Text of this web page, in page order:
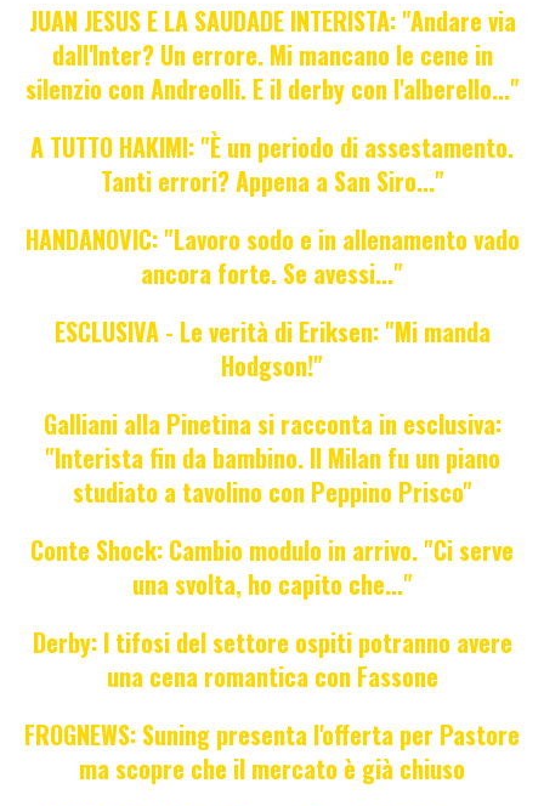
JUAN JESUS E LA SAUDADE INTERISTA: "Andare via
dall'Inter? Un errore. Mi mancano le cene in
silenzio con Andreolli. E il derby con l'alberello..."
A TUTTO HAKIMI: "È un periodo di assestamento.
Tanti errori? Appena a San Siro..."
HANDANOVIC: "Lavoro sodo e in allenamento vado
ancora forte. Se avessi..."
ESCLUSIVA - Le verità di Eriksen: "Mi manda
Hodgson!"
Galliani alla Pinetina si racconta in esclusiva:
"Interista fin da bambino. Il Milan fu un piano
studiato a tavolino con Peppino Prisco"
Conte Shock: Cambio modulo in arrivo. "Ci serve
una svolta, ho capito che..."
Derby: I tifosi del settore ospiti potranno avere
una cena romantica con Fassone
FROGNEWS: Suning presenta l'offerta per Pastore
ma scopre che il mercato è già chiuso